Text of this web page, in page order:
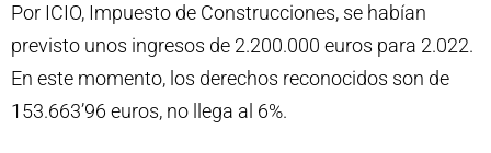
Por ICIO, Impuesto de Construcciones, se habían
previsto unos ingresos de 2.200.000 euros para 2.022.
En este momento, los derechos reconocidos son de
153.663’96 euros, no llega al 6%.